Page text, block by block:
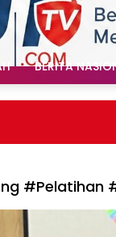
BERITA